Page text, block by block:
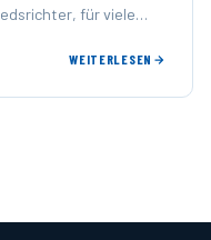
für viele
WEITERLESEN